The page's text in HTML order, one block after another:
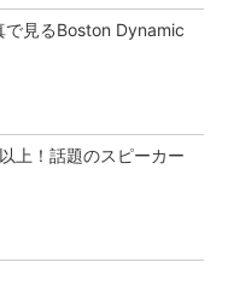
で見るBoston Dynamic
上！話題のスピーカー